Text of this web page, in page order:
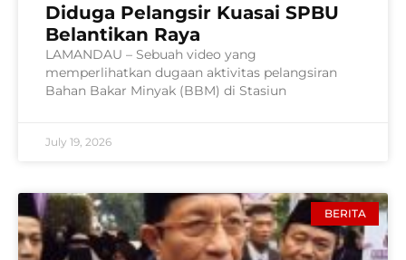
Diduga Pelangsir Kuasai SPBU
Belantikan Raya
LAMANDAU – Sebuah video yang
memperlihatkan dugaan aktivitas pelangsiran
Bahan Bakar Minyak (BBM) di Stasiun
July 19, 2026
BERITA